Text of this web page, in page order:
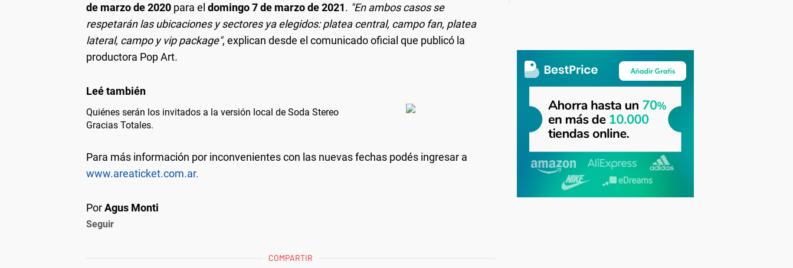
de marzo de 2020 para el domingo 7 de marzo de 2021. "En ambos casos se
respetarán las ubicaciones y sectores ya elegidos: platea central, campo fan, platea
lateral, campo y vip package", explican desde el comunicado oficial que publicó la
productora Pop Art.
Quiénes serán los invitados a la versión local de Soda Stereo
Gracias Totales.
Para más información por inconvenientes con las nuevas fechas podés ingresar a
www.areaticket.com.ar.
PorAgus Monti
Seguir
COMPARTIR